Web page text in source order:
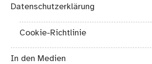
Datenschutzerklärung
Cookie-Richtlinie
In den Medien